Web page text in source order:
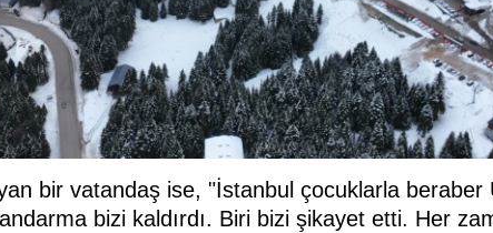
bir vatandaş ise, "İstanbul çocuklarla
bizi kaldırdı. Biri bizi şikayet etti. Her